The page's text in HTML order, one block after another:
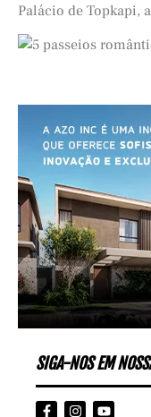
Palácio de Topkapi,
SIGA-NOS EM